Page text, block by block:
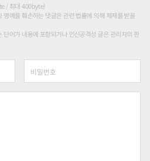
/ 최대 400byte)
명예를 훼손하는 댓글은 관련 법률에 의해 제재를 받을
단어가 내용에 포함되거나 인신공격성 글은 관리자의 판